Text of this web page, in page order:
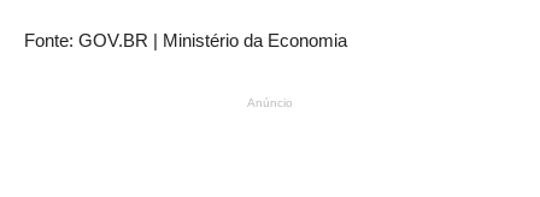
Fonte: GOV.BR | Ministério da Economia
Anúncio